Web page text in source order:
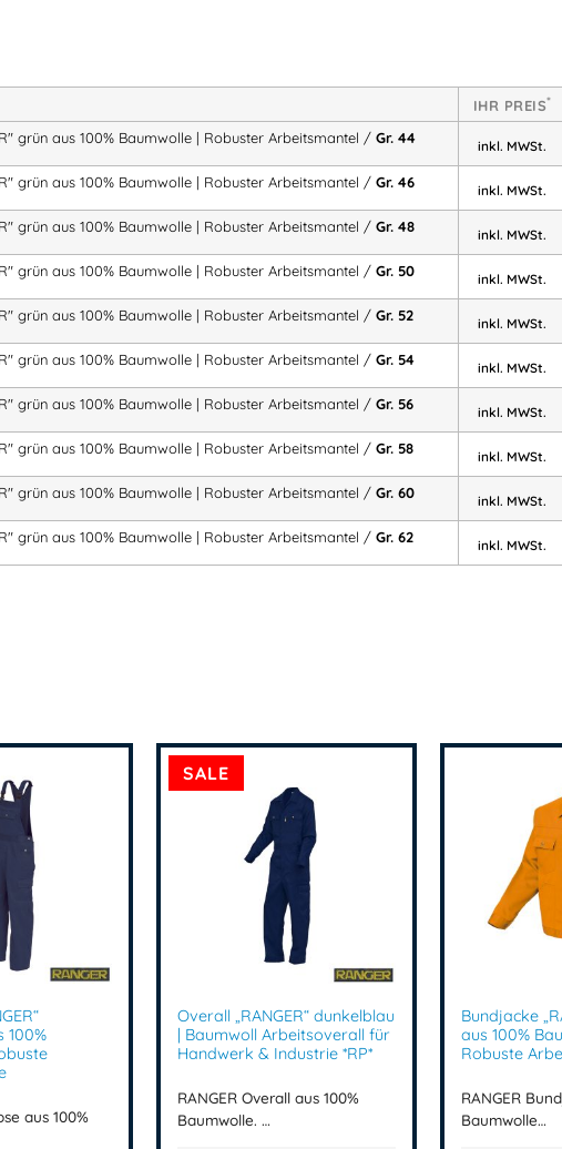
Atmungsaktiv und angenehm zu tragen
Komfortabel auch bei langen Arbeitseinsätzen
Ideal für den täglichen Einsatz in Werkstatt und
Strapazierfähiges Baumwollgewebe
Verstärkte Taschen
Robuste Dreifachnähte für lange Haltbarkeit
Entwickelt für anspruchsvolle Arbeitsbedingungen.
Praktische Taschenlösungen
Zwei aufgesetzte, verstärkte Seitentaschen
Eine aufgesetzte Brusttasche
Eine praktische Innentasche
Ärmelbund weitenverstellbar
Praktische Details für komfortables Arbeiten.
Ideal für Industrie & Handwerk
Der Arbeitsmantel eignet sich perfekt für:
Werkstattarbeiten
Handwerkliche Tätigkeiten
Montage- & Servicearbeiten
IHR PREIS*
grün aus 100% Baumwolle | Robuster Arbeitsmantel / Gr. 44 inkl. MWSt.
grün aus 100% Baumwolle | Robuster Arbeitsmantel / Gr. 46 inkl. MWSt.
grün aus 100% Baumwolle | Robuster Arbeitsmantel / Gr. 48 inkl. MWSt.
grün aus 100% Baumwolle | Robuster Arbeitsmantel / Gr. 50 inkl. MWSt.
grün aus 100% Baumwolle | Robuster Arbeitsmantel / Gr. 52 inkl. MWSt.
grün aus 100% Baumwolle | Robuster Arbeitsmantel / Gr. 54 inkl. MWSt.
grün aus 100% Baumwolle | Robuster Arbeitsmantel / Gr. 56 inkl. MWSt.
grün aus 100% Baumwolle | Robuster Arbeitsmantel / Gr. 58 inkl. MWSt.
grün aus 100% Baumwolle | Robuster Arbeitsmantel / Gr. 60 inkl. MWSt.
grün aus 100% Baumwolle | Robuster Arbeitsmantel / Gr. 62 inkl. MWSt.
100%
aus 100%
SALE
Overall „RANGER“ dunkelblau
| Baumwoll Arbeitsoverall für
Handwerk & Industrie *RP*
RANGER Overall aus 100%
Baumwolle. …
Bundjacke
aus 100%
Robuste
RANGER
Baumwolle…